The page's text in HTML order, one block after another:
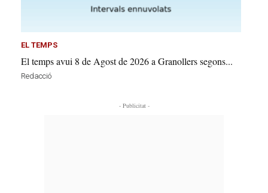
EL TEMPS
El temps avui 8 de Agost de 2026 a Granollers segons...
Redacció
- Publicitat -